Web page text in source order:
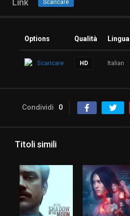
Link Scaricare
Options Qualità Lingua
Scaricare HD Italian
Condividi 0
Titoli simili